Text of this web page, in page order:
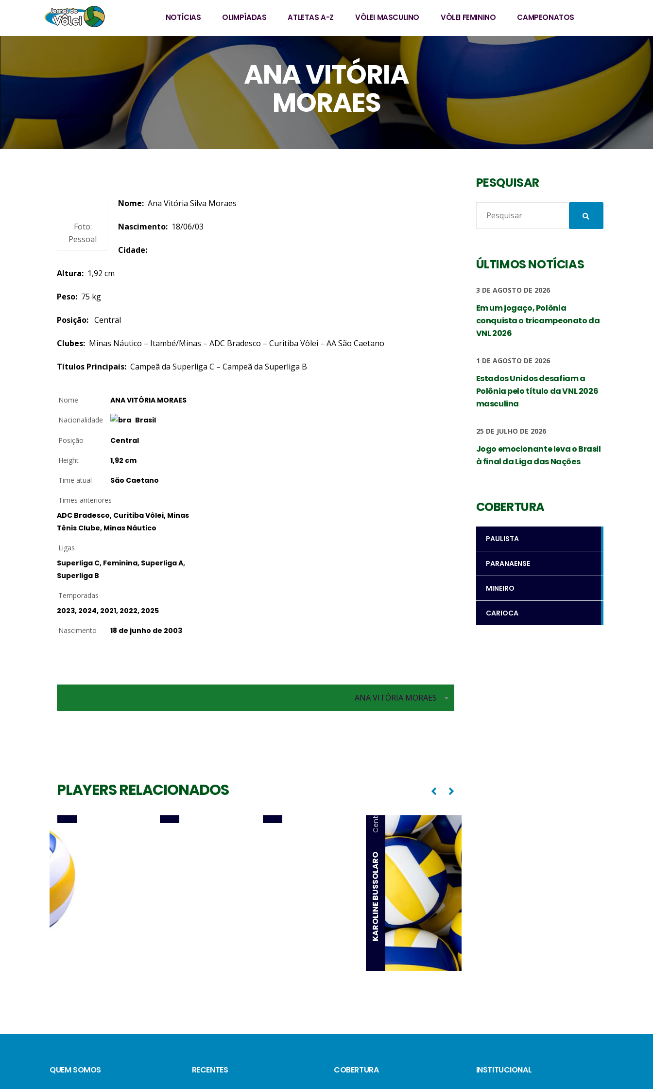
NOTÍCIAS OLIMPÍADAS ATLETAS A-Z VÔLEI MASCULINO VÔLEI FEMININO CAMPEONATOS
ANA VITÓRIA
MORAES
Foto:
Pessoal
Nome: Ana Vitória Silva Moraes
Nascimento: 18/06/03
Cidade:
Altura: 1,92 cm
Peso: 75 kg
Posição: Central
Clubes: Minas Náutico – Itambé/Minas – ADC Bradesco – Curitiba Vôlei – AA São Caetano
Títulos Principais: Campeã da Superliga C – Campeã da Superliga B
Nome ANA VITÓRIA MORAES
Nacionalidade Brasil
Posição Central
Height 1,92 cm
Time atual São Caetano
Times anteriores
ADC Bradesco, Curitiba Vôlei, Minas
Tênis Clube, Minas Náutico
Ligas
Superliga C, Feminina, Superliga A,
Superliga B
Temporadas
2023, 2024, 2021, 2022, 2025
Nascimento 18 de junho de 2003
ANA VITÓRIA MORAES
PLAYERS RELACIONADOS
Central
KAROLINE BUSSOLARO
Central
PESQUISAR
ÚLTIMOS NOTÍCIAS
3 DE AGOSTO DE 2026
Em um jogaço, Polônia
conquista o tricampeonato da
VNL 2026
1 DE AGOSTO DE 2026
Estados Unidos desafiam a
Polônia pelo título da VNL 2026
masculina
25 DE JULHO DE 2026
Jogo emocionante leva o Brasil
à final da Liga das Nações
COBERTURA
PAULISTA
PARANAENSE
MINEIRO
CARIOCA
QUEM SOMOS RECENTES COBERTURA INSTITUCIONAL